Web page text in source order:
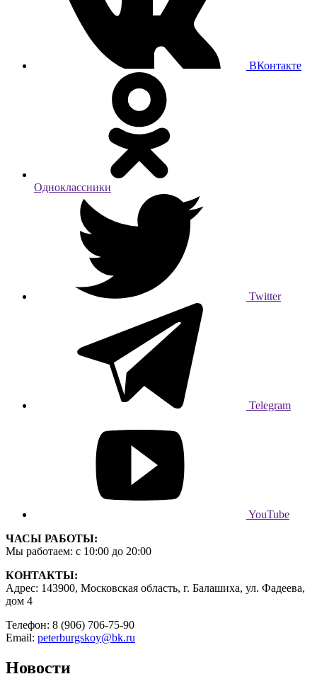
ВКонтакте
Одноклассники
Twitter
Telegram
YouTube
ЧАСЫ РАБОТЫ:
Мы работаем: с 10:00 до 20:00
КОНТАКТЫ:
Адрес: 143900, Московская область, г. Балашиха, ул. Фадеева,
дом 4
Телефон: 8 (906) 706-75-90
Email: peterburgskoy@bk.ru
Новости